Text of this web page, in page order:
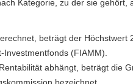
Kategorie, zu der sie gehört,
beträgt der Höchstwert
(FIAMM).
abhängt, beträgt die